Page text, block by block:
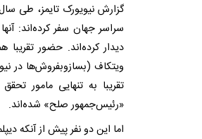
گزارش نیویورک تایمز، طی
سراسر جهان سفر کرده‌اند:
دیدار کرده‌اند. حضور
ویتکاف (بسازوبفروش‌ها در
تقریبا به تنهایی مامور
«رئیس‌جمهور صلح» شده‌اند.
اما این دو نفر پیش از آنکه